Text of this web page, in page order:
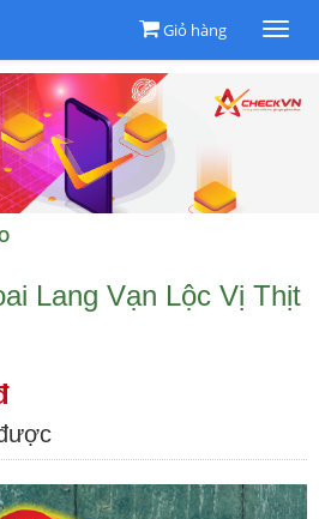
Giỏ hàng
Lang Vạn Lộc Vị Thịt